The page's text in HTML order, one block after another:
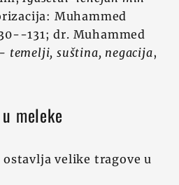
Muhammed
131; dr. Muhammed
temelji, suština, negacija,
meleke
velike tragove u